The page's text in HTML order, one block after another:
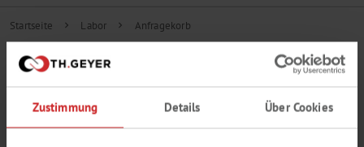
Zustimmung Details Über Cookies
Startseite chevron_right Labor chevron_right Anfragekorb
INHALT ANFRAGEKORB
add_circle_outline Freie Anfrageposition hinzufügen
IHR ANFRAGEKORB IST LEER.